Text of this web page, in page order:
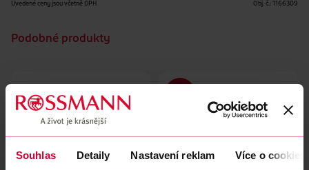
Souhlas Detaily Nastavení reklam Více o cookies
Uvedené ceny jsou včetně DPH
Obj. č.: 1166309
Podobné produkty